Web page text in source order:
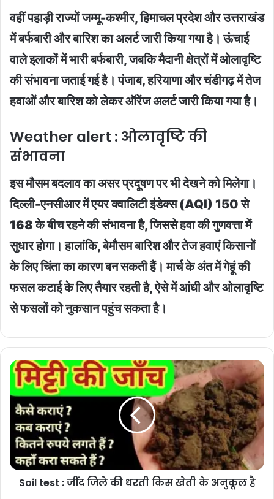
वहीं पहाड़ी राज्यों जम्मू-कश्मीर, हिमाचल प्रदेश और उत्तराखंड
में बर्फबारी और बारिश का अलर्ट जारी किया गया है। ऊंचाई
वाले इलाकों में भारी बर्फबारी, जबकि मैदानी क्षेत्रों में ओलावृष्टि
की संभावना जताई गई है। पंजाब, हरियाणा और चंडीगढ़ में तेज
हवाओं और बारिश को लेकर ऑरेंज अलर्ट जारी किया गया है।
Weather alert : ओलावृष्टि की
संभावना
इस मौसम बदलाव का असर प्रदूषण पर भी देखने को मिलेगा।
दिल्ली-एनसीआर में एयर क्वालिटी इंडेक्स (AQI) 150 से
168 के बीच रहने की संभावना है, जिससे हवा की गुणवत्ता में
सुधार होगा। हालांकि, बेमौसम बारिश और तेज हवाएं किसानों
के लिए चिंता का कारण बन सकती हैं। मार्च के अंत में गेहूं की
फसल कटाई के लिए तैयार रहती है, ऐसे में आंधी और ओलावृष्टि
से फसलों को नुकसान पहुंच सकता है।
Soil
test
जींद
जिले
की
धरती
किस
खेती
Soil test : जींद जिले की धरती किस खेती के अनुकूल है